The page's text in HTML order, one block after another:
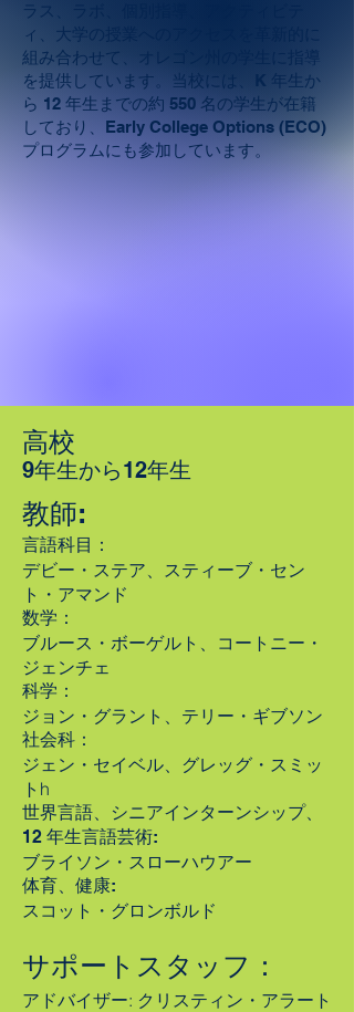
ラス、ラボ、個別指導、アクティビテ
ィ、大学の授業へのアクセスを革新的に
組み合わせて、オレゴン州の学生に指導
を提供しています。当校には、K 年生か
ら 12 年生までの約 550 名の学生が在籍
しており、Early College Options (ECO)
プログラムにも参加しています。
高校
9年生から12年生
教師:
言語科目：
デビー・ステア、スティーブ・セン
ト・アマンド
数学：
ブルース・ボーゲルト、コートニー・
ジェンチェ
科学：
ジョン・グラント、テリー・ギブソン
社会科：
ジェン・セイベル、グレッグ・スミッ
ト h
世界言語、シニアインターンシップ、
12 年生言語芸術:
ブライソン・スローハウアー
体育、健康:
スコット・グロンボルド
サポートスタッフ：
アドバイザー: クリスティン・アラート